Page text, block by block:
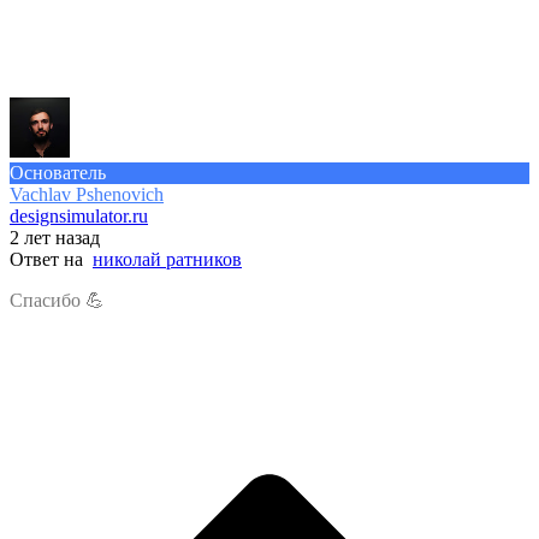
Основатель
Vachlav Pshenovich
designsimulator.ru
2 лет назад
Ответ на николай ратников
Спасибо 💪